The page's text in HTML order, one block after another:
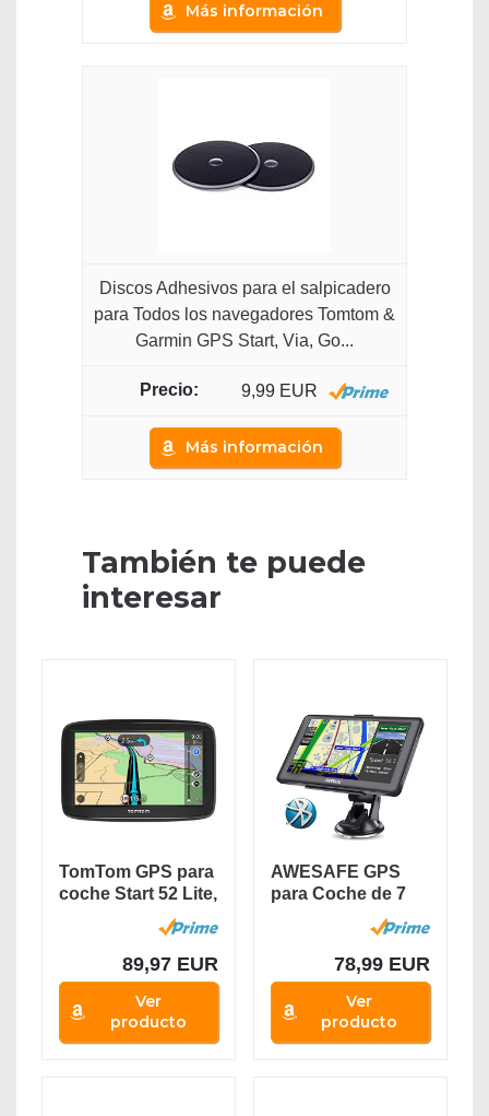
Más información
Discos Adhesivos para el salpicadero
para Todos los navegadores Tomtom &
Garmin GPS Start, Via, Go...
9,99 EUR
Más información
También te puede
interesar
TomTom GPS para
coche Start 52 Lite,
89,97 EUR
Ver
producto
AWESAFE GPS
para Coche de 7
Pulgadas Pantalla
78,99 EUR
Ver
producto